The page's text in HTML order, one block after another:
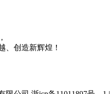
造新辉煌！